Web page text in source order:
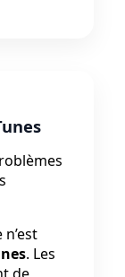
. Les